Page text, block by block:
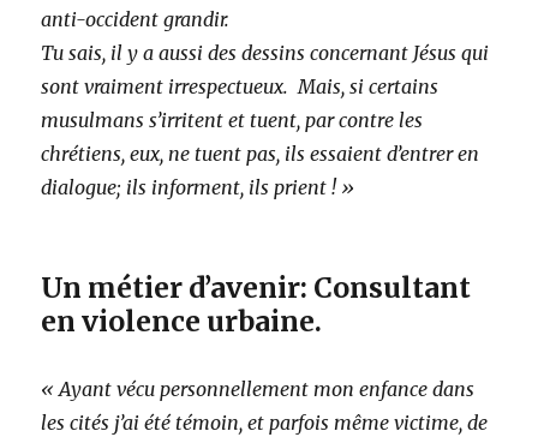
anti-occident grandir.
Tu sais, il y a aussi des dessins concernant Jésus qui
sont vraiment irrespectueux. Mais, si certains
musulmans s’irritent et tuent, par contre les
chrétiens, eux, ne tuent pas, ils essaient d’entrer en
dialogue; ils informent, ils prient ! »
Un métier d’avenir: Consultant
en violence urbaine.
« Ayant vécu personnellement mon enfance dans
les cités j’ai été témoin, et parfois même victime, de